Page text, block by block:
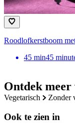
Ontdek meer
vegetarisch zonder
Ook te zien in
Roodlofkerstboom
45 min45